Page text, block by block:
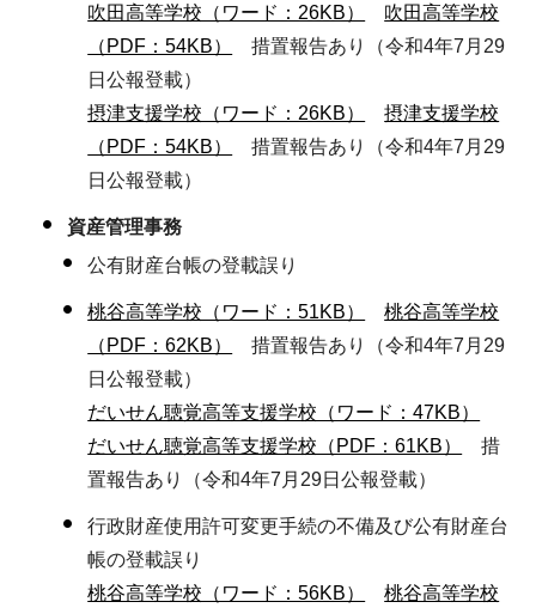
吹田高等学校（ワード：26KB）
吹田高等学校
（PDF：54KB）
措置報告あり（令和4年7月29
日公報登載）
摂津支援学校（ワード：26KB）
摂津支援学校
（PDF：54KB）
措置報告あり（令和4年7月29
日公報登載）
資産管理事務
公有財産台帳の登載誤り
桃谷高等学校（ワード：51KB）
桃谷高等学校
（PDF：62KB）
措置報告あり（令和4年7月29
日公報登載）
だいせん聴覚高等支援学校（ワード：47KB）
だいせん聴覚高等支援学校（PDF：61KB）
措
置報告あり（令和4年7月29日公報登載）
行政財産使用許可変更手続の不備及び公有財産台
帳の登載誤り
桃谷高等学校（ワード：56KB）
桃谷高等学校